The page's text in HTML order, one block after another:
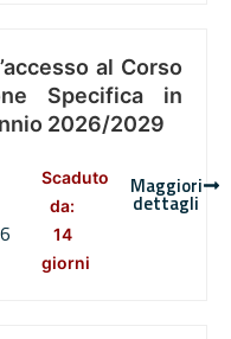
al Corso
Specifica in
2026/2029
Scaduto
da:
14
giorni
Maggiori
dettagli